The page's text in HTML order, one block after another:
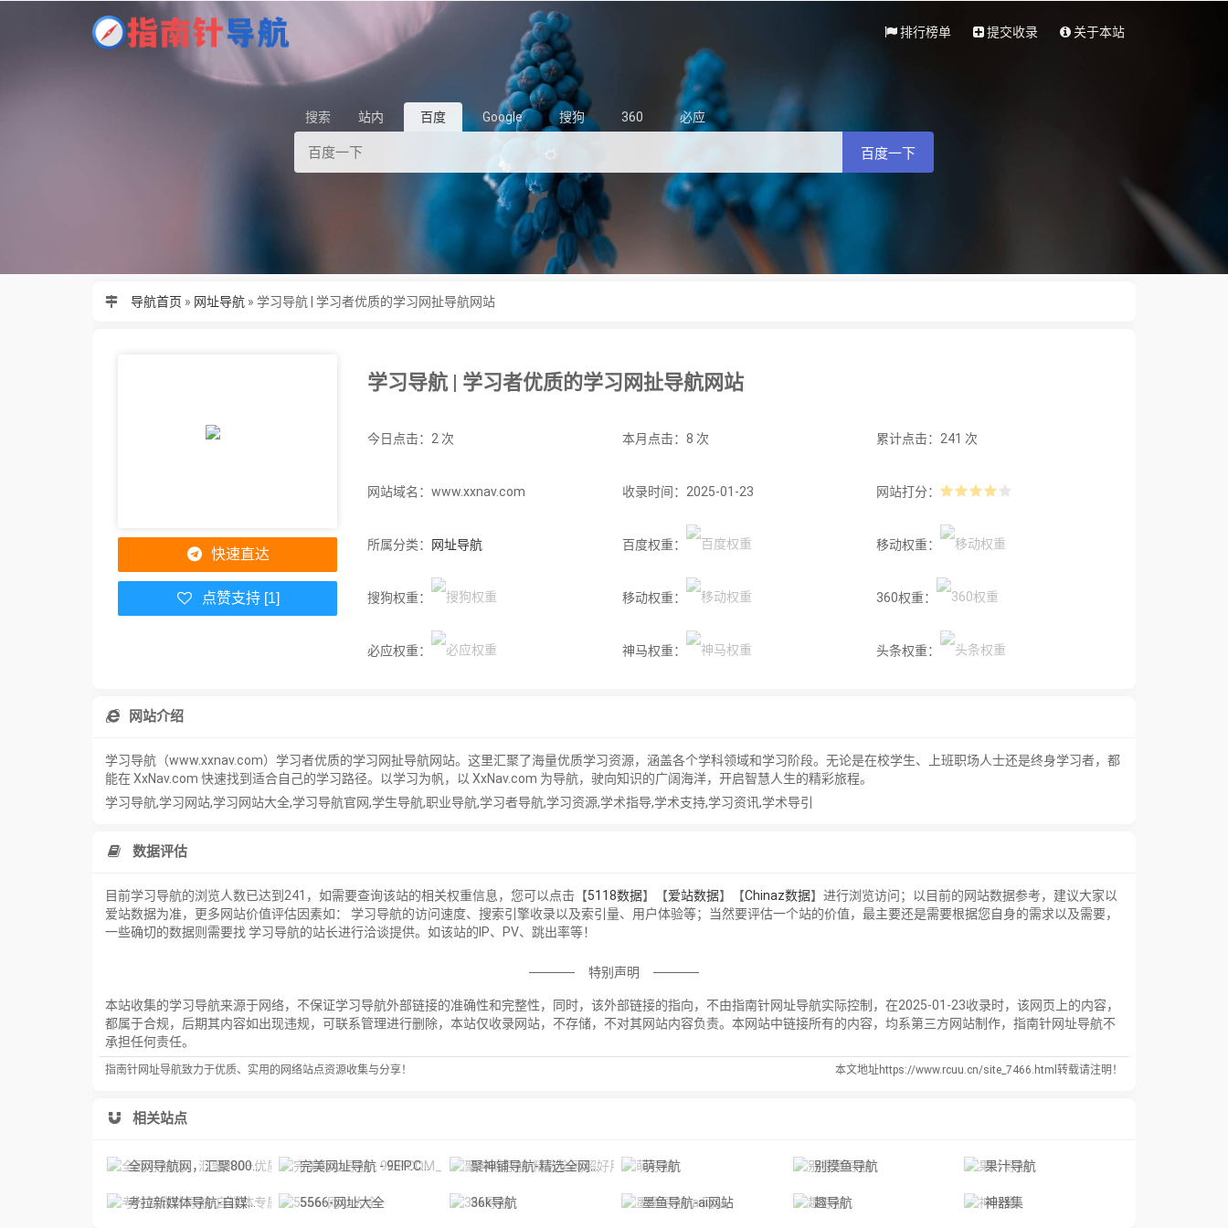
排行榜单 提交收录 关于本站
搜索 站内 百度 Google 搜狗 360 必应
百度一下
导航首页 » 网址导航» 学习导航 | 学习者优质的学习网扯导航网站
学习导航 | 学习者优质的学习网扯导航网站
今日点击：2 次 本月点击：8 次 累计点击：241 次
网站域名：www.xxnav.com 收录时间：2025-01-23 网站打分：
所属分类： 网址导航 百度权重： 移动权重：
搜狗权重： 移动权重： 360权重：
必应权重： 神马权重： 头条权重：
快速直达
点赞支持 [1]
网站介绍
学习导航（www.xxnav.com）学习者优质的学习网扯导航网站。这里汇聚了海量优质学习资源，涵盖各个学科领域和学习阶段。无论是在校学生、上班职场人士还是终身学习者，都
能在 XxNav.com 快速找到适合自己的学习路径。以学习为帆，以 XxNav.com 为导航，驶向知识的广阔海洋，开启智慧人生的精彩旅程。
学习导航,学习网站,学习网站大全,学习导航官网,学生导航,职业导航,学习者导航,学习资源,学术指导,学术支持,学习资讯,学术导引
数据评估
目前学习导航的浏览人数已达到241，如需要查询该站的相关权重信息，您可以点击【5118数据】【爱站数据】【Chinaz数据】进行浏览访问；以目前的网站数据参考，建议大家以
爱站数据为准，更多网站价值评估因素如： 学习导航的访问速度、搜索引擎收录以及索引量、用户体验等；当然要评估一个站的价值，最主要还是需要根据您自身的需求以及需要，
一些确切的数据则需要找 学习导航的站长进行洽谈提供。如该站的IP、PV、跳出率等！
特别声明
本站收集的学习导航来源于网络，不保证学习导航外部链接的准确性和完整性，同时，该外部链接的指向，不由指南针网址导航实际控制，在2025-01-23收录时，该网页上的内容，
都属于合规，后期其内容如出现违规，可联系管理进行删除，本站仅收录网站，不存储，不对其网站内容负责。本网站中链接所有的内容，均系第三方网站制作，指南针网址导航不
承担任何责任。
指南针网址导航致力于优质、实用的网络站点资源收集与分享！ 本文地址https://www.rcuu.cn/site_7466.html转载请注明！
相关站点
全网导航网，汇聚800+优质导航网站入口 完美网址导航 - 9EIP.COM_ 好用好玩的宝藏资源分享站 聚神铺导航-精选全网超好用的资源网站 萌导航 别摸鱼导航 果汁导航
考拉新媒体导航-自媒体专属 5566-网址大全 36k导航 墨鱼导航-ai网站 趣导航 神器集